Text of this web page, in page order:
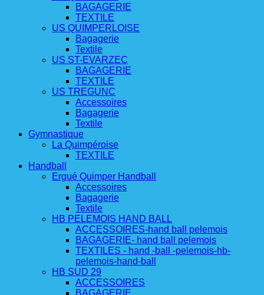
BAGAGERIE
TEXTILE
US QUIMPERLOISE
Bagagerie
Textile
US ST-EVARZEC
BAGAGERIE
TEXTILE
US TREGUNC
Accessoires
Bagagerie
Textile
Gymnastique
La Quimpéroise
TEXTILE
Handball
Ergué Quimper Handball
Accessoires
Bagagerie
Textile
HB PELEMOIS HAND BALL
ACCESSOIRES-hand ball pelemois
BAGAGERIE- hand ball pelemois
TEXTILES - hand -ball -pelemois-hb-
pelemois-hand-ball
HB SUD 29
ACCESSOIRES
BAGAGERIE